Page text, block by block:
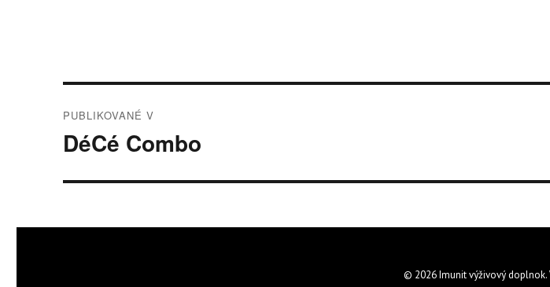
v
PUBLIKOVANÉ V
DéCé Combo
© 2026 Imunit výživový doplnok.